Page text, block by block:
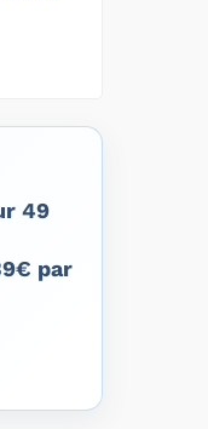
49
par